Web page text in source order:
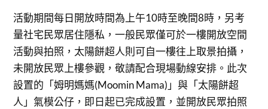
活動期間每日開放時間為上午10時至晚間8時，另考
量社宅民眾居住隱私，一般民眾僅可於一樓開放空間
活動與拍照，太陽餅超人則可自一樓往上取景拍攝，
未開放民眾上樓參觀，敬請配合現場動線安排。此次
設置的「姆明媽媽(Moomin Mama)」與「太陽餅超
人」氣模公仔，即日起已完成設置，並開放民眾拍照